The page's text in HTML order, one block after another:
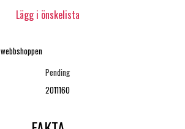
Lägg i önskelista
Pending
2011160